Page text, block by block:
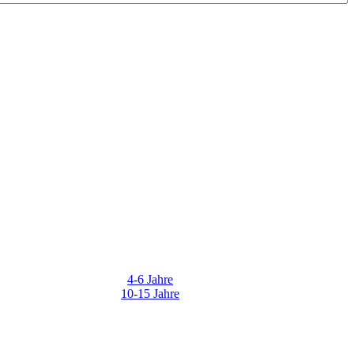
4-6 Jahre
10-15 Jahre